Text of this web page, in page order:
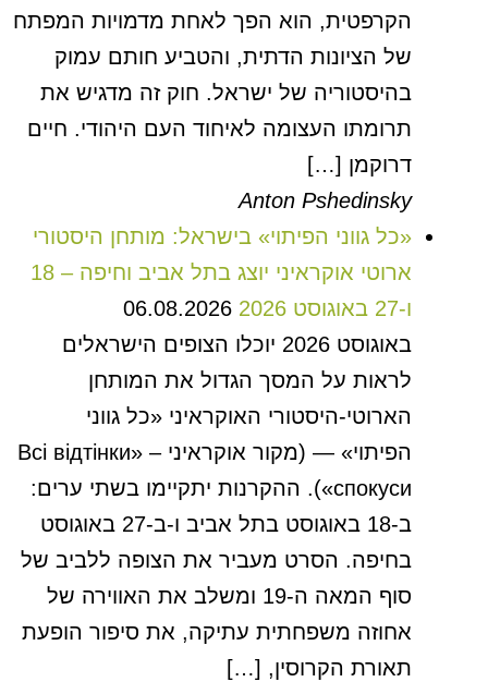
הקרפטית, הוא הפך לאחת מדמויות המפתח
של הציונות הדתית, והטביע חותם עמוק
בהיסטוריה של ישראל. חוק זה מדגיש את
תרומתו העצומה לאיחוד העם היהודי. חיים
דרוקמן […]
Anton Pshedinsky
«כל גווני הפיתוי» בישראל: מותחן היסטורי
ארוטי אוקראיני יוצג בתל אביב וחיפה – 18
ו-27 באוגוסט 2026
06.08.2026
באוגוסט 2026 יוכלו הצופים הישראלים
לראות על המסך הגדול את המותחן
הארוטי-היסטורי האוקראיני «כל גווני
הפיתוי» — (מקור אוקראיני – «Всі відтінки
спокуси»). ההקרנות יתקיימו בשתי ערים:
ב-18 באוגוסט בתל אביב ו-ב-27 באוגוסט
בחיפה. הסרט מעביר את הצופה ללביב של
סוף המאה ה-19 ומשלב את האווירה של
אחוזה משפחתית עתיקה, את סיפור הופעת
תאורת הקרוסין, […]